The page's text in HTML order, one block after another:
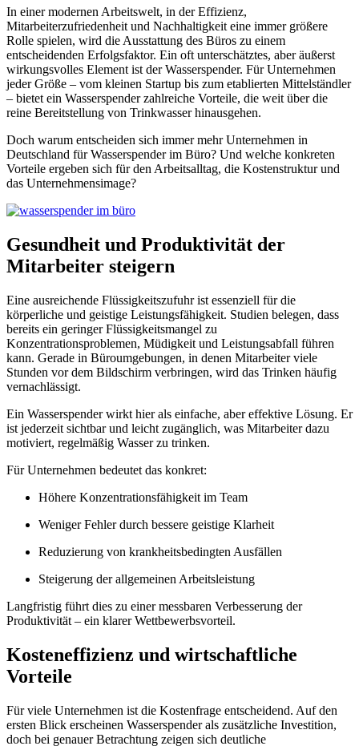
In einer modernen Arbeitswelt, in der Effizienz,
Mitarbeiterzufriedenheit und Nachhaltigkeit eine immer größere
Rolle spielen, wird die Ausstattung des Büros zu einem
entscheidenden Erfolgsfaktor. Ein oft unterschätztes, aber äußerst
wirkungsvolles Element ist der Wasserspender. Für Unternehmen
jeder Größe – vom kleinen Startup bis zum etablierten Mittelständler
– bietet ein Wasserspender zahlreiche Vorteile, die weit über die
reine Bereitstellung von Trinkwasser hinausgehen.
Doch warum entscheiden sich immer mehr Unternehmen in
Deutschland für Wasserspender im Büro? Und welche konkreten
Vorteile ergeben sich für den Arbeitsalltag, die Kostenstruktur und
das Unternehmensimage?
Gesundheit und Produktivität der
Mitarbeiter steigern
Eine ausreichende Flüssigkeitszufuhr ist essenziell für die
körperliche und geistige Leistungsfähigkeit. Studien belegen, dass
bereits ein geringer Flüssigkeitsmangel zu
Konzentrationsproblemen, Müdigkeit und Leistungsabfall führen
kann. Gerade in Büroumgebungen, in denen Mitarbeiter viele
Stunden vor dem Bildschirm verbringen, wird das Trinken häufig
vernachlässigt.
Ein Wasserspender wirkt hier als einfache, aber effektive Lösung. Er
ist jederzeit sichtbar und leicht zugänglich, was Mitarbeiter dazu
motiviert, regelmäßig Wasser zu trinken.
Für Unternehmen bedeutet das konkret:
Höhere Konzentrationsfähigkeit im Team
Weniger Fehler durch bessere geistige Klarheit
Reduzierung von krankheitsbedingten Ausfällen
Steigerung der allgemeinen Arbeitsleistung
Langfristig führt dies zu einer messbaren Verbesserung der
Produktivität – ein klarer Wettbewerbsvorteil.
Kosteneffizienz und wirtschaftliche
Vorteile
Für viele Unternehmen ist die Kostenfrage entscheidend. Auf den
ersten Blick erscheinen Wasserspender als zusätzliche Investition,
doch bei genauer Betrachtung zeigen sich deutliche